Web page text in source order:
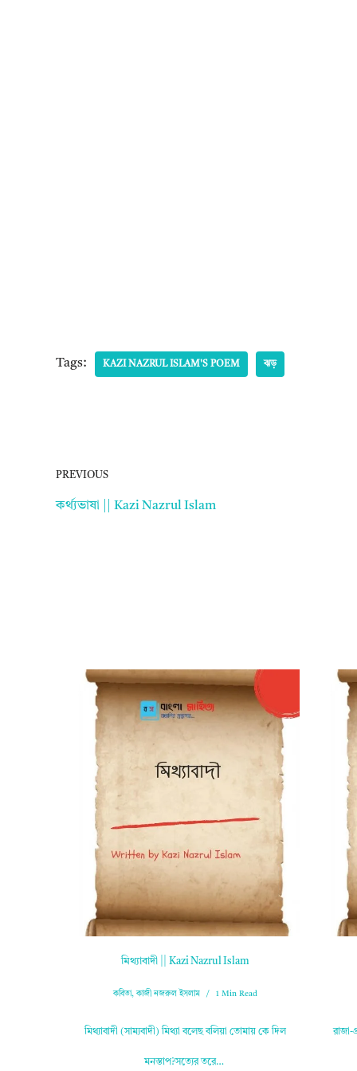
Tags: KAZI NAZRUL ISLAM'S POEM ঝড়
PREVIOUS
কর্থ্যভাষা || Kazi Nazrul Islam
মিথ্যাবাদী || Kazi Nazrul Islam
কবিতা,কাজী নজরুল ইসলাম 1 Min Read
মিথ্যাবাদী (সাম্যবাদী) মিথ্যা বলেছ বলিয়া তোমায় কে দিল
মনস্তাপ?সত্যের তরে…
রাজা-